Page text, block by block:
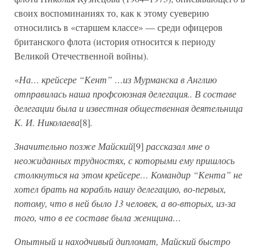
своих воспоминаниях то, как к этому суеверию
относились в «старшем классе» — среди офицеров
британского флота (история относится к периоду
Великой Отечественной войны).
«На… крейсере “Кент” …из Мурманска в Англию
отправилась наша профсоюзная делегация.. В составе
делегации была и известная общественная деятельница
К. И. Николаева[8].
Значительно позже Майский[9] рассказал мне о
неожиданных трудностях, с которыми ему пришлось
столкнуться на этом крейсере… Командир “Кента” не
хотел брать на корабль нашу делегацию, во-первых,
потому, что в ней было 13 человек, а во-вторых, из-за
того, что в ее составе была женщина…
Опытный и находчивый дипломат, Майский быстро